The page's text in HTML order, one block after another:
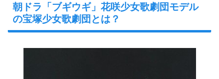
朝ドラ「ブギウギ」花咲少女歌劇団モデル
の宝塚少女歌劇団とは？